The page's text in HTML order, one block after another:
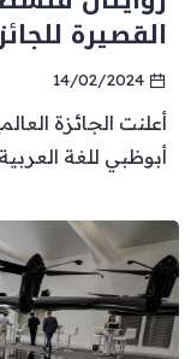
القصيرة
14/02/2024
أعلنت الجائزة
أبوظبي للغة